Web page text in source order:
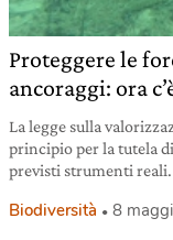
Proteggere le
ancoraggi: ora
La legge sulla
principio per la tutela
previsti strumenti reali.
Biodiversità 8